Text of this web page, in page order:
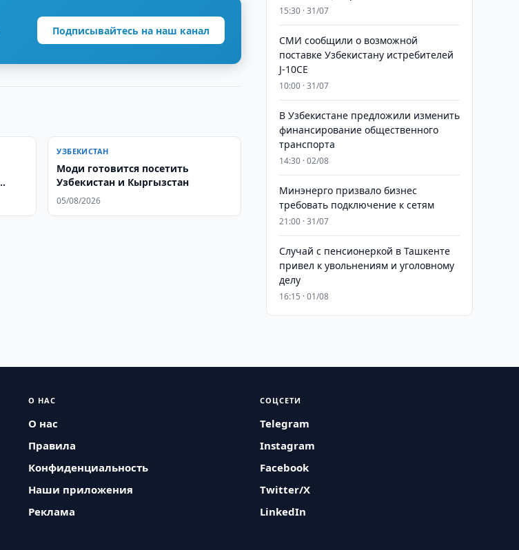
Подписывайтесь на наш канал
УЗБЕКИСТАН
Моди готовится посетить
Узбекистан и Кыргызстан
05/08/2026
15:30 · 31/07
СМИ сообщили о возможной
поставке Узбекистану истребителей
J-10CE
10:00 · 31/07
В Узбекистане предложили изменить
финансирование общественного
транспорта
14:30 · 02/08
Минэнерго призвало бизнес
требовать подключение к сетям
21:00 · 31/07
Случай с пенсионеркой в Ташкенте
привел к увольнениям и уголовному
делу
16:15 · 01/08
О НАС
О нас
Правила
Конфиденциальность
Наши приложения
Реклама
СОЦСЕТИ
Telegram
Instagram
Facebook
Twitter/X
LinkedIn